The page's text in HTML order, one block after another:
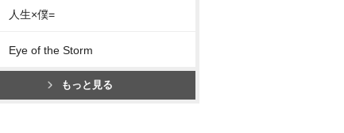
人生×僕=
Eye of the Storm
もっと見る